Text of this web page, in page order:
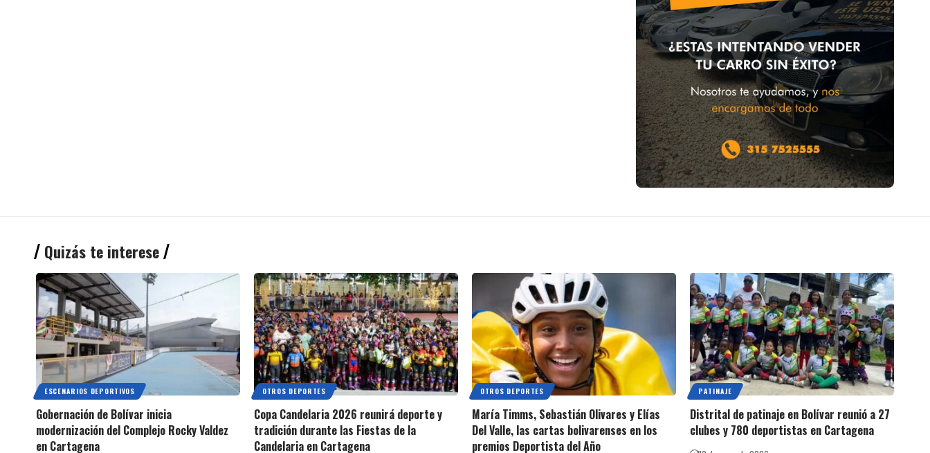
Quizás te interese
ESCENARIOS DEPORTIVOS
Gobernación de Bolívar inicia
modernización del Complejo Rocky Valdez
en Cartagena
OTROS DEPORTES
Copa Candelaria 2026 reunirá deporte y
tradición durante las Fiestas de la
Candelaria en Cartagena
OTROS DEPORTES
María Timms, Sebastián Olivares y Elías
Del Valle, las cartas bolivarenses en los
premios Deportista del Año
PATINAJE
Distrital de patinaje en Bolívar reunió a 27
clubes y 780 deportistas en Cartagena